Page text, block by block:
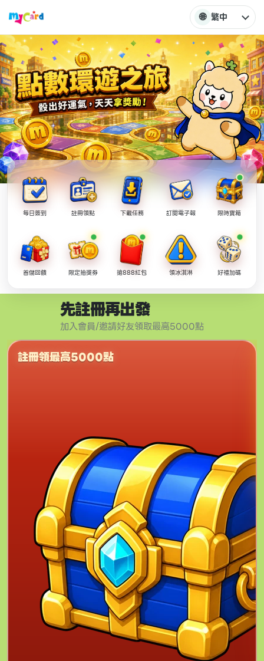
🌐 繁中
每日簽到 註冊領點 下載任務 訂閱電子報 限時寶箱
首儲回饋 限定抽獎券 搶888紅包 領冰淇淋 好禮加碼
先註冊再出發
加入會員/邀請好友領取最高5000點
註冊領最高5000點